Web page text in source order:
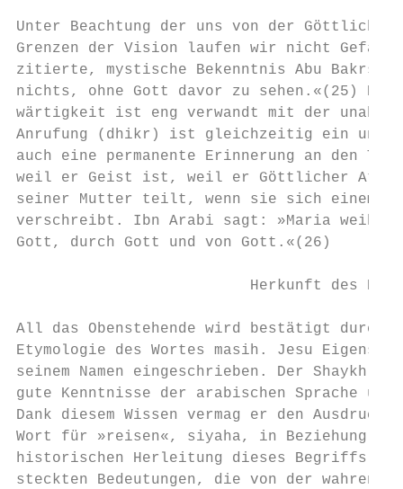
Unter Beachtung der uns von der Göttlichen
Grenzen der Vision laufen wir nicht
zitierte, mystische Bekenntnis Abu Bakrs
nichts, ohne Gott davor zu sehen.«(25) Der
wärtigkeit ist eng verwandt mit der
Anrufung (dhikr) ist gleichzeitig ein
auch eine permanente Erinnerung an den
weil er Geist ist, weil er Göttlicher
seiner Mutter teilt, wenn sie sich einem
verschreibt. Ibn Arabi sagt: »Maria weihte
Gott, durch Gott und von Gott.«(26)
Herkunft des
All das Obenstehende wird bestätigt durch
Etymologie des Wortes masih. Jesu
seinem Namen eingeschrieben. Der Shaykh
gute Kenntnisse der arabischen Sprache
Dank diesem Wissen vermag er den Ausdruck
Wort für »reisen«, siyaha, in Beziehung
historischen Herleitung dieses Begriffs,
steckten Bedeutungen, die von der wahren